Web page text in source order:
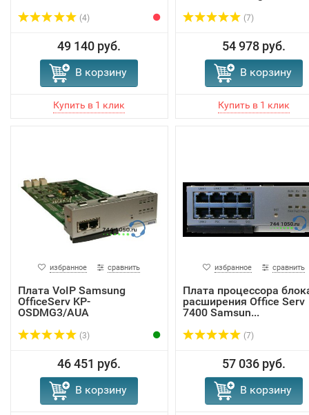
(4)
49 140 руб.
В корзину
(7)
54 978 руб.
В корзину
избранное сравнить
Плата VoIP Samsung
OfficeServ KP-
OSDMG3/AUA
(3)
46 451 руб.
В корзину
избранное сравнить
Плата процессора
расширения Office Serv
7400 Samsun...
(7)
57 036 руб.
В корзину